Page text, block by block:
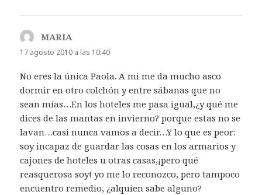
MARIAdice:
17 agosto 2010 a las 10:40
No eres la única Paola. A mi me da mucho asco
dormir en otro colchón y entre sábanas que no
sean mías…En los hoteles me pasa igual,¿y qué me
dices de las mantas en invierno? porque estas no se
lavan…casi nunca vamos a decir…Y lo que es peor:
soy incapaz de guardar las cosas en los armarios y
cajones de hoteles u otras casas,¡pero qué
reasquerosa soy! yo me lo reconozco, pero tampoco
encuentro remedio, ¿alquien sabe alguno?